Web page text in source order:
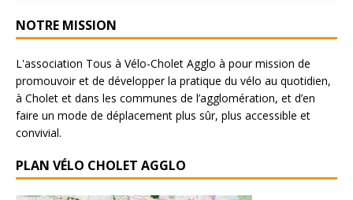
NOTRE MISSION
L'association Tous à Vélo-Cholet Agglo à pour mission de
promouvoir et de développer la pratique du vélo au quotidien,
à Cholet et dans les communes de l’agglomération, et d’en
faire un mode de déplacement plus sûr, plus accessible et
convivial.
PLAN VÉLO CHOLET AGGLO